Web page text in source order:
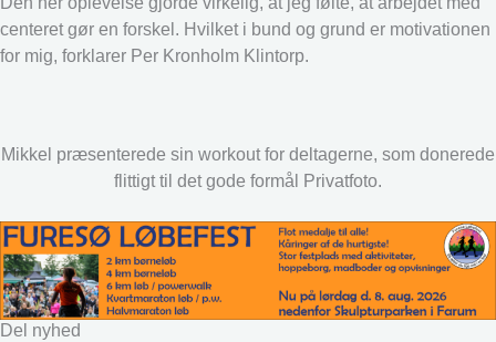
centeret gør en forskel. Hvilket i bund og grund er motivationen
for mig, forklarer Per Kronholm Klintorp.
Mikkel præsenterede sin workout for deltagerne, som donerede
flittigt til det gode formål Privatfoto.
Del nyhed